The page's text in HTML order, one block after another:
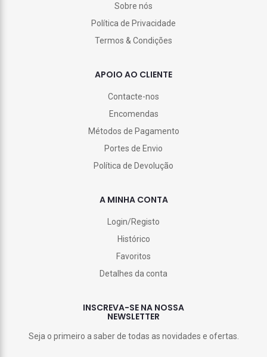
Sobre nós
Política de Privacidade
Termos & Condições
APOIO AO CLIENTE
Contacte-nos
Encomendas
Métodos de Pagamento
Portes de Envio
Política de Devolução
A MINHA CONTA
Login/Registo
Histórico
Favoritos
Detalhes da conta
INSCREVA-SE NA NOSSA
NEWSLETTER
Seja o primeiro a saber de todas as novidades e ofertas.